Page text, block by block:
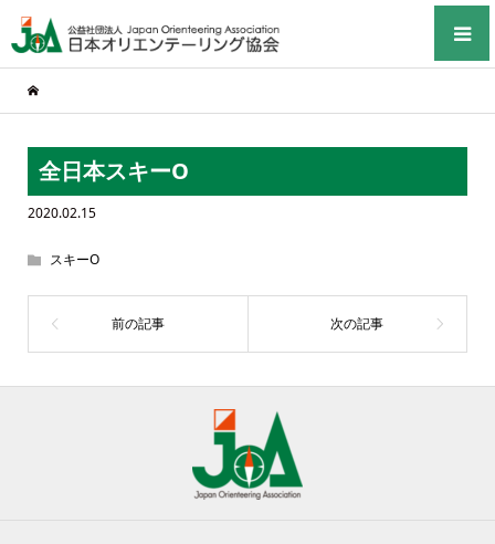
全日本スキーO
2020.02.15
スキーO